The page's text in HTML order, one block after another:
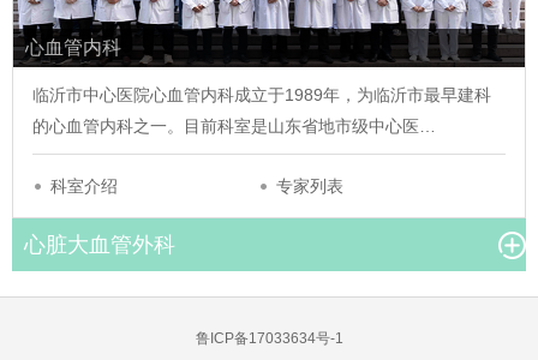
心血管内科
临沂市中心医院心血管内科成立于1989年，为临沂市最早建科
的心血管内科之一。目前科室是山东省地市级中心医…
科室介绍 专家列表
心脏大血管外科
鲁ICP备17033634号-1